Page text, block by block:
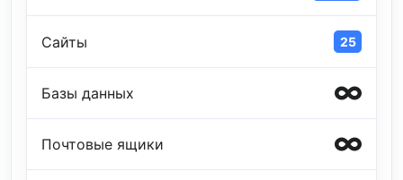
Сайты 25
Базы данных
Почтовые ящики